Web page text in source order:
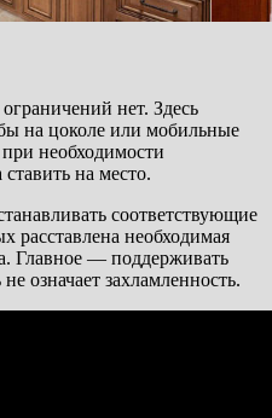
нет. Здесь
на цоколе или мобильные
необходимости
на место.
соответствующие
расставлена необходимая
Главное — поддерживать
означает захламленность.